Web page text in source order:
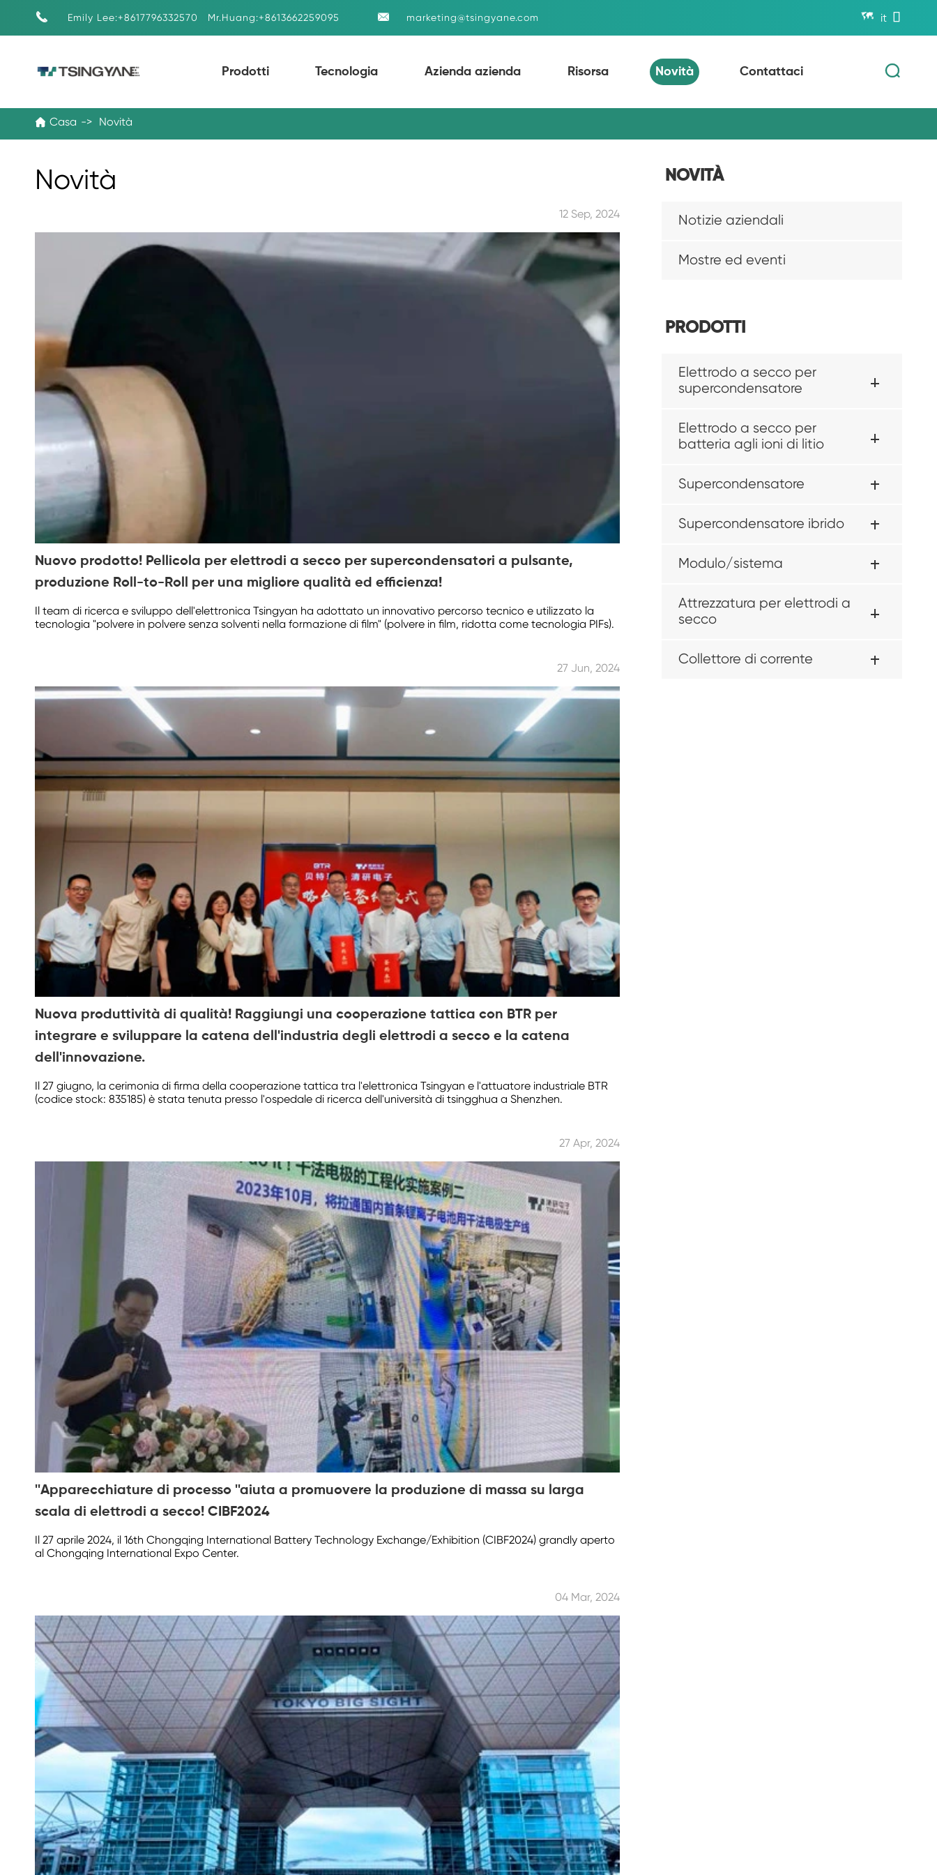
 Emily Lee:+8617796332570 Mr.Huang:+8613662259095  marketing@tsingyane.com  it 
Prodotti Tecnologia Azienda azienda Risorsa Novità Contattaci 
 Casa Novità
Novità
12 Sep, 2024
Nuovo prodotto! Pellicola per elettrodi a secco per supercondensatori a pulsante,
produzione Roll-to-Roll per una migliore qualità ed efficienza!
Il team di ricerca e sviluppo dell'elettronica Tsingyan ha adottato un innovativo percorso tecnico e utilizzato la
tecnologia "polvere in polvere senza solventi nella formazione di film" (polvere in film, ridotta come tecnologia PIFs).
27 Jun, 2024
Nuova produttività di qualità! Raggiungi una cooperazione tattica con BTR per
integrare e sviluppare la catena dell'industria degli elettrodi a secco e la catena
dell'innovazione.
Il 27 giugno, la cerimonia di firma della cooperazione tattica tra l'elettronica Tsingyan e l'attuatore industriale BTR
(codice stock: 835185) è stata tenuta presso l'ospedale di ricerca dell'università di tsingghua a Shenzhen.
27 Apr, 2024
''Apparecchiature di processo ''aiuta a promuovere la produzione di massa su larga
scala di elettrodi a secco! CIBF2024
Il 27 aprile 2024, il 16th Chongqing International Battery Technology Exchange/Exhibition (CIBF2024) grandly aperto
al Chongqing International Expo Center.
04 Mar, 2024
NOVITÀ
Notizie aziendali
Mostre ed eventi
PRODOTTI
Elettrodo a secco per
supercondensatore
Elettrodo a secco per
batteria agli ioni di litio
Supercondensatore
Supercondensatore ibrido
Modulo/sistema
Attrezzatura per elettrodi a
secco
Collettore di corrente